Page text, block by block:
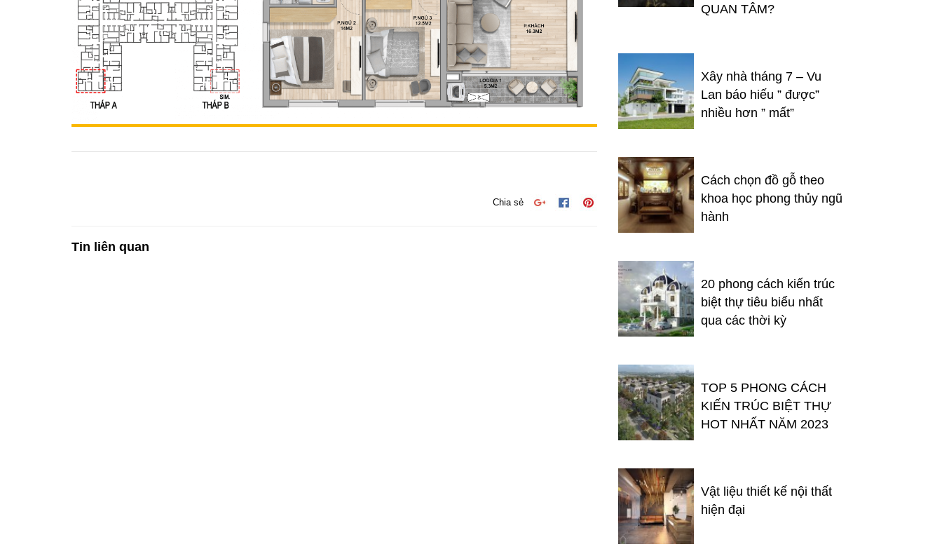
Chia sẻ
Tin liên quan
QUAN TÂM?
Xây nhà tháng 7 – Vu
Lan báo hiếu ” được”
nhiều hơn ” mất”
Cách chọn đồ gỗ theo
khoa học phong thủy ngũ
hành
20 phong cách kiến trúc
biệt thự tiêu biểu nhất
qua các thời kỳ
TOP 5 PHONG CÁCH
KIẾN TRÚC BIỆT THỰ
HOT NHẤT NĂM 2023
Vật liệu thiết kế nội thất
hiện đại